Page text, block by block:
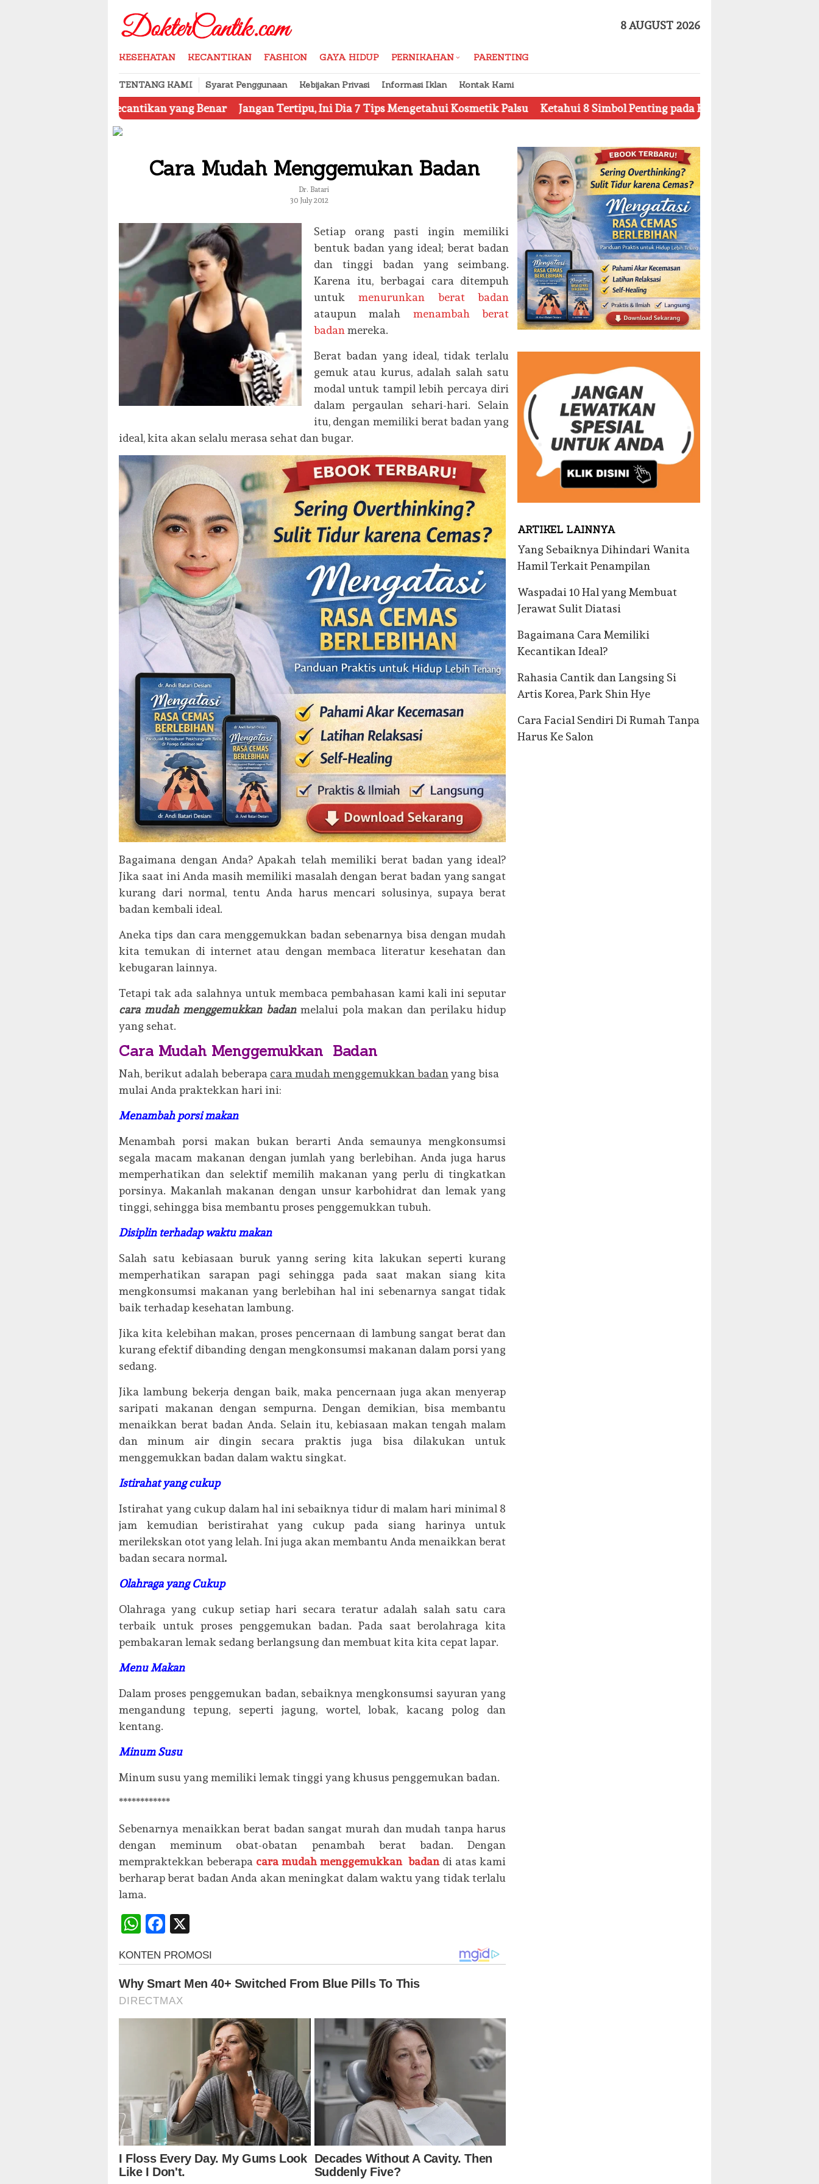
content
8 AUGUST 2026
KESEHATAN KECANTIKAN FASHION GAYA HIDUP PERNIKAHAN PARENTING
TENTANG KAMI Syarat Penggunaan Kebijakan Privasi Informasi Iklan Kontak Kami
Kecantikan yang Benar Jangan Tertipu, Ini Dia 7 Tips Mengetahui Kosmetik Palsu Ketahui 8 Simbol Penting pada Kemasan Produk Kecantikan
Cara Mudah Menggemukan Badan
Dr. Batari
30 July 2012
Setiap orang pasti ingin memiliki
bentuk badan yang ideal; berat badan
dan tinggi badan yang seimbang.
Karena itu, berbagai cara ditempuh
untuk menurunkan berat badan
ataupun malah menambah berat
badan mereka.
Berat badan yang ideal, tidak terlalu
gemuk atau kurus, adalah salah satu
modal untuk tampil lebih percaya diri
dalam pergaulan sehari-hari. Selain
itu, dengan memiliki berat badan yang
ideal, kita akan selalu merasa sehat dan bugar.
Bagaimana dengan Anda? Apakah telah memiliki berat badan yang ideal?
Jika saat ini Anda masih memiliki masalah dengan berat badan yang sangat
kurang dari normal, tentu Anda harus mencari solusinya, supaya berat
badan kembali ideal.
Aneka tips dan cara menggemukkan badan sebenarnya bisa dengan mudah
kita temukan di internet atau dengan membaca literatur kesehatan dan
kebugaran lainnya.
Tetapi tak ada salahnya untuk membaca pembahasan kami kali ini seputar
cara mudah menggemukkan badanmelalui pola makan dan perilaku hidup
yang sehat.
Cara Mudah Menggemukkan Badan
Nah, berikut adalah beberapa cara mudah menggemukkan badanyang bisa
mulai Anda praktekkan hari ini:
Menambah porsi makan
Menambah porsi makan bukan berarti Anda semaunya mengkonsumsi
segala macam makanan dengan jumlah yang berlebihan. Anda juga harus
memperhatikan dan selektif memilih makanan yang perlu di tingkatkan
porsinya. Makanlah makanan dengan unsur karbohidrat dan lemak yang
tinggi, sehingga bisa membantu proses penggemukkan tubuh.
Disiplin terhadap waktu makan
Salah satu kebiasaan buruk yanng sering kita lakukan seperti kurang
memperhatikan sarapan pagi sehingga pada saat makan siang kita
mengkonsumsi makanan yang berlebihan hal ini sebenarnya sangat tidak
baik terhadap kesehatan lambung.
Jika kita kelebihan makan, proses pencernaan di lambung sangat berat dan
kurang efektif dibanding dengan mengkonsumsi makanan dalam porsi yang
sedang.
Jika lambung bekerja dengan baik, maka pencernaan juga akan menyerap
saripati makanan dengan sempurna. Dengan demikian, bisa membantu
menaikkan berat badan Anda. Selain itu, kebiasaan makan tengah malam
dan minum air dingin secara praktis juga bisa dilakukan untuk
menggemukkan badan dalam waktu singkat.
Istirahat yang cukup
Istirahat yang cukup dalam hal ini sebaiknya tidur di malam hari minimal 8
jam kemudian beristirahat yang cukup pada siang harinya untuk
merilekskan otot yang lelah. Ini juga akan membantu Anda menaikkan berat
badan secara normal.
Olahraga yang Cukup
Olahraga yang cukup setiap hari secara teratur adalah salah satu cara
terbaik untuk proses penggemukan badan. Pada saat berolahraga kita
pembakaran lemak sedang berlangsung dan membuat kita kita cepat lapar.
Menu Makan
Dalam proses penggemukan badan, sebaiknya mengkonsumsi sayuran yang
mengandung tepung, seperti jagung, wortel, lobak, kacang polog dan
kentang.
Minum Susu
Minum susu yang memiliki lemak tinggi yang khusus penggemukan badan.
************
Sebenarnya menaikkan berat badan sangat murah dan mudah tanpa harus
dengan meminum obat-obatan penambah berat badan. Dengan
mempraktekkan beberapa cara mudah menggemukkan badandi atas kami
berharap berat badan Anda akan meningkat dalam waktu yang tidak terlalu
lama.
WhatsApp
Facebook
ARTIKEL LAINNYA
Yang Sebaiknya Dihindari Wanita
Hamil Terkait Penampilan
Waspadai 10 Hal yang Membuat
Jerawat Sulit Diatasi
Bagaimana Cara Memiliki
Kecantikan Ideal?
Rahasia Cantik dan Langsing Si
Artis Korea, Park Shin Hye
Cara Facial Sendiri Di Rumah Tanpa
Harus Ke Salon